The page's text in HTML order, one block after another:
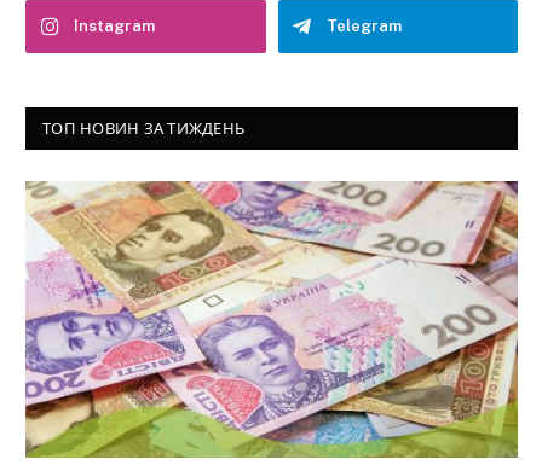
Instagram Telegram
ТОП НОВИН ЗА ТИЖДЕНЬ